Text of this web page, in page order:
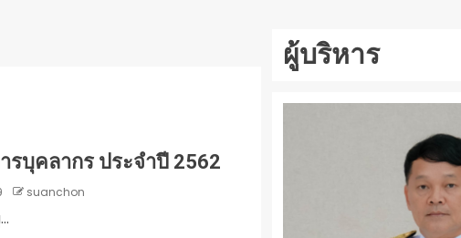
รบุคลากร ประจำปี 2562
suanchon
ผู้บริหาร